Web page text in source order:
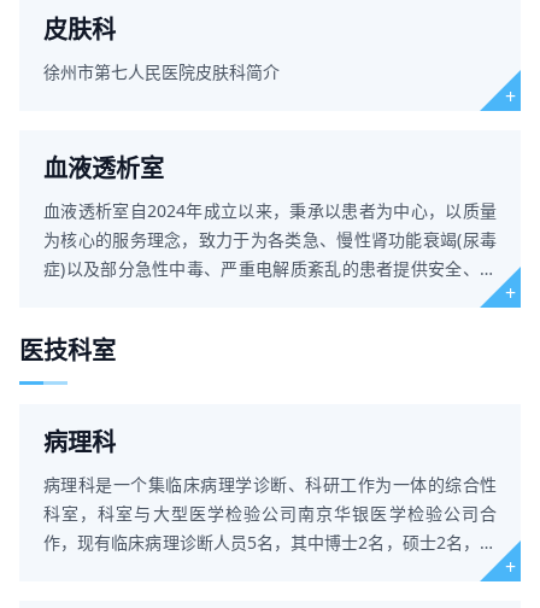
皮肤科
徐州市第七人民医院皮肤科简介
血液透析室
血液透析室自2024年成立以来，秉承以患者为中心，以质量
为核心的服务理念，致力于为各类急、慢性肾功能衰竭(尿毒
症)以及部分急性中毒、严重电解质紊乱的患者提供安全、高
医技科室
病理科
病理科是一个集临床病理学诊断、科研工作为一体的综合性
科室，科室与大型医学检验公司南京华银医学检验公司合
作，现有临床病理诊断人员5名，其中博士2名，硕士2名，学